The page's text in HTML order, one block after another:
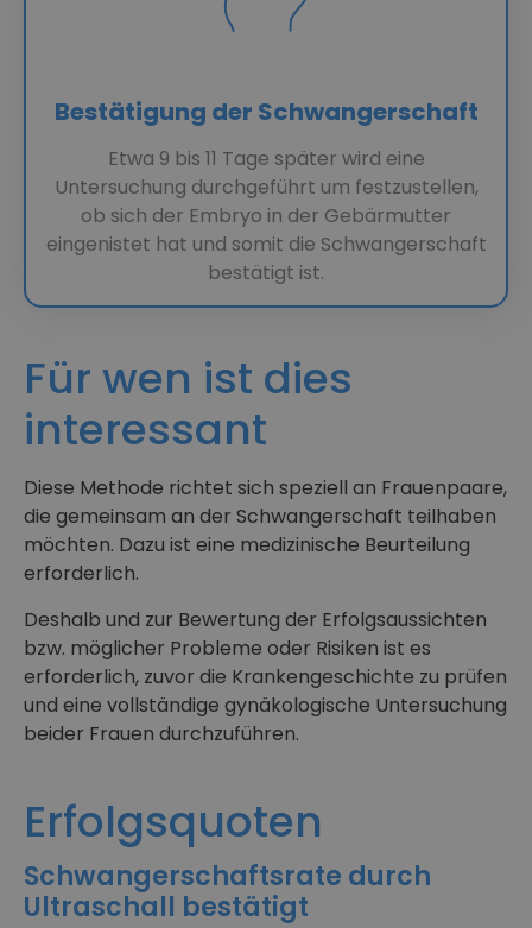
Bestätigung der Schwangerschaft
Etwa 9 bis 11 Tage später wird eine
Untersuchung durchgeführt um festzustellen,
ob sich der Embryo in der Gebärmutter
eingenistet hat und somit die Schwangerschaft
bestätigt ist.
Für wen ist dies
interessant
Diese Methode richtet sich speziell an Frauenpaare,
die gemeinsam an der Schwangerschaft teilhaben
möchten. Dazu ist eine medizinische Beurteilung
erforderlich.
Deshalb und zur Bewertung der Erfolgsaussichten
bzw. möglicher Probleme oder Risiken ist es
erforderlich, zuvor die Krankengeschichte zu prüfen
und eine vollständige gynäkologische Untersuchung
beider Frauen durchzuführen.
Erfolgsquoten
Schwangerschaftsrate durch
Ultraschall bestätigt